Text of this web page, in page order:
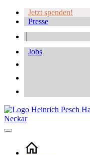
Jetzt spenden!
Presse
Jobs